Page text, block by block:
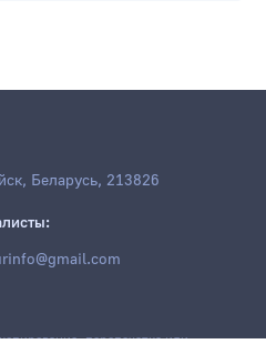
Беларусь, 213826
перепечатка или